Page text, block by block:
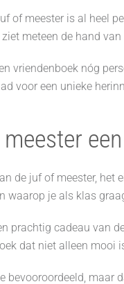
of meester is al heel
meteen de hand
vriendenboek nóg
voor een unieke
de juf of meester, het
waarop je als klas
prachtig cadeau van
dat niet alleen
bevooroordeeld, maar